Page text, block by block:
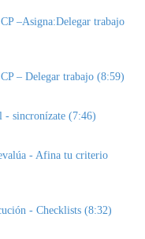
–Asigna:Delegar trabajo
– Delegar trabajo (8:59)
- sincronízate (7:46)
- Afina tu criterio
- Checklists (8:32)